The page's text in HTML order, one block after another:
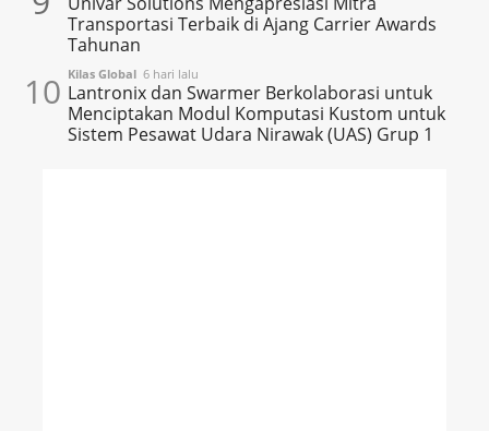
Transportasi Terbaik di Ajang Carrier Awards
Tahunan
10 Kilas Global 6 hari lalu
Lantronix dan Swarmer Berkolaborasi untuk
Menciptakan Modul Komputasi Kustom untuk
Sistem Pesawat Udara Nirawak (UAS) Grup 1